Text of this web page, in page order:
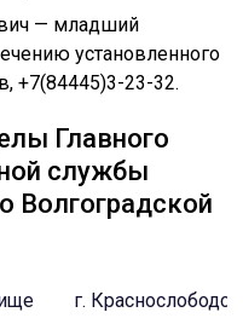
— младший
установленного
+7(84445)3-23-32.
Главного
службы
Волгоградской
г. Краснослободск